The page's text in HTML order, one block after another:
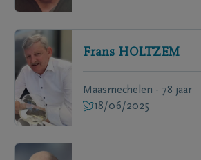
Frans HOLTZEM
Maasmechelen - 78 jaar
18/06/2025